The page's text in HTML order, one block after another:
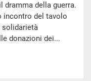
dramma della guerra.
incontro del tavolo
solidarietà
donazioni dei...